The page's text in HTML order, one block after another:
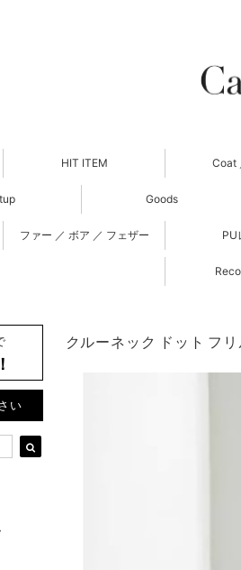
HIT ITEM Coat
Goods
ファー ／ ボア ／ フェザー PU
い
クルーネック ドット フ